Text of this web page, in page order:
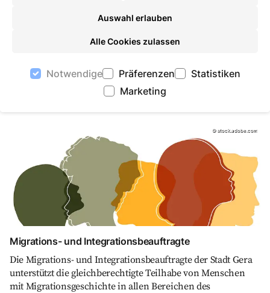
Auswahl erlauben
Alle Cookies zulassen
Notwendige Präferenzen
Statistiken
Marketing
Kinder- und Jugendbeauftragte
Die Kinder- und Jugendbeauftragte wirkt als Fürsprecherin
dass die Interessen von Kindern und Jugendlichen bei
kommunalen Planungen und Entscheidungen stärker
berücksichtigt werden.
Migrations- und Integrationsbeauftragte,
© stock.adobe.com
Migrations- und Integrationsbeauftragte
Die Migrations- und Integrationsbeauftragte der Stadt Gera
unterstützt die gleichberechtigte Teilhabe von Menschen
mit Migrationsgeschichte in allen Bereichen des